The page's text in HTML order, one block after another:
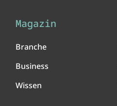
Magazin
Branche
Business
Wissen